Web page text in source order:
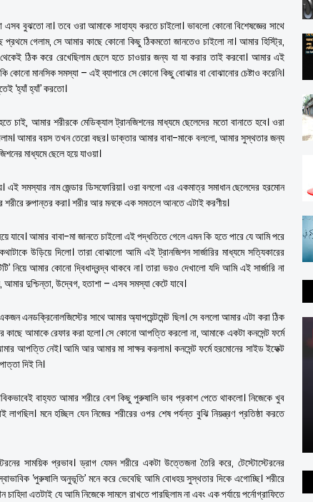
বুঝতো না। তবে ওরা আমাকে সাহায্য করতে চাইলো। ভাবলো কোনো বিশেষজ্ঞের সাথে
প্রথমে গেলাম, সে আমার কাছে কোনো কিছু ঠিকমতো জানতেও চাইলো না। আমার হিস্ট্রি,
ঠিক করে রেখেছিলাম ছেলে হতে চাওয়ার জন্য যা যা করার তাই করবো। আমার এই
কোনো মানসিক সমস্যা – এই ব্যাপারে সে কোনো কিছু বোঝার বা বোঝানোর চেষ্টাও করেনি।
‘হ্যাঁ হ্যাঁ’ করতো।
চাই, আমার শরীরকে মেডিক্যাল ট্রানজিশনের মাধ্যমে ছেলেদের মতো বানাতে হবে। ওরা
আমার বয়স তখন তেরো বছর। ডাক্তার আমার বাবা-মাকে বললো, আমার সুস্থতার জন্য
মাধ্যমে ছেলে হয়ে যাওয়া।
সমস্যার নাম জেন্ডার ডিসফোরিয়া। ওরা বললো এর একমাত্র সমাধান ছেলেদের হরমোন
শরীরে রুপান্তর করা। শরীর আর মনকে এক সমতলে আনতে এটাই করণীয়।
যাবে। আমার বাবা-মা জানতে চাইলো এই পদ্ধতিতে গেলে এমন কি হতে পারে যে আমি পরে
উড়িয়ে দিলো। তারা বোঝালো আমি এই ট্রানজিশন সার্জারির মাধ্যমে সত্যিকারের
নিয়ে আমার কোনো দ্বিধাদ্বন্দ্ব থাকবে না। তারা ভয়ও দেখালো যদি আমি এই সার্জারি না
দুশ্চিন্তা, উদ্বেগ, হতাশা – এসব সমস্যা কেটে যাবে।
একজন এনডক্রিনোলজিস্টের সাথে আমার অ্যাপয়েন্টমেন্ট ছিল। সে বললো আমার এটা করা ঠিক
আমাকে রেফার করা হলো। সে কোনো আপত্তি করলো না, আমাকে একটা কনসেন্ট ফর্মে
আপত্তি নেই। আমি আর আমার মা সাক্ষর করলাম। কনসেন্ট ফর্মে হরমোনের সাইড ইফেক্ট
দিই নি।
বাহ্যত আমার শরীরে বেশ কিছু পুরুষালি ভাব প্রকাশ পেতে থাকলো। নিজেকে খুব
মনে হচ্ছিল যেন নিজের শরীরের ওপর শেষ পর্যন্ত বুঝি নিয়ন্ত্রণ প্রতিষ্ঠা করতে
সাময়িক প্রভাব। ড্রাগ যেমন শরীরে একটা উত্তেজনা তৈরি করে, টেস্টোস্টেরনের
‘পুরুষালি অনুভূতি’ মনে করে ভেবেছি আমি বোধহয় সুস্থতার দিকে এগোচ্ছি। শরীরে
এতটাই যে আমি নিজেকে সামলে রাখতে পারছিলাম না এবং এক পর্যায়ে পর্নোগ্রাফিতে